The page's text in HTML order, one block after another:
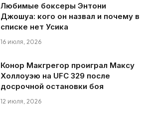
Любимые боксеры Энтони
Джошуа: кого он назвал и почему в
списке нет Усика
16 июля, 2026
Конор Макгрегор проиграл Максу
Холлоуэю на UFC 329 после
досрочной остановки боя
12 июля, 2026